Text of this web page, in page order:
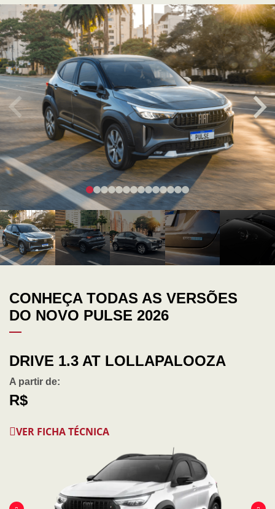
CONHEÇA TODAS AS VERSÕES
DO NOVO PULSE 2026
DRIVE 1.3 AT LOLLAPALOOZA
A partir de:
R$
VER FICHA TÉCNICA